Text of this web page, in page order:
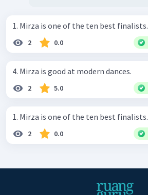
1. Mirza is one of the ten best finalists.
2 0.0
4. Mirza is good at modern dances.
2 5.0
1. Mirza is one of the ten best finalists.
2 0.0